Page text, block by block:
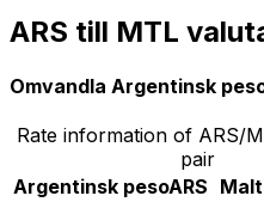
ARS till MTL
Omvandla Argentinsk
Rate information of ARS/
pair
Argentinsk pesoARS